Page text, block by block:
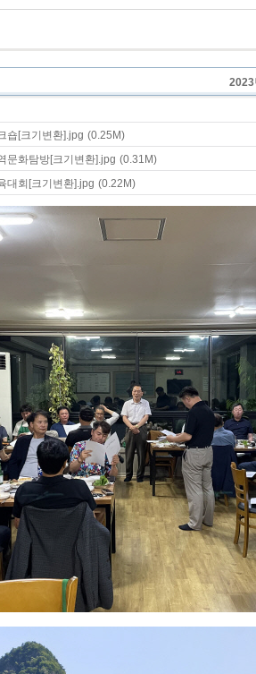
2023
숍[크기변환].jpg (0.25M)
문화탐방[크기변환].jpg (0.31M)
대회[크기변환].jpg (0.22M)